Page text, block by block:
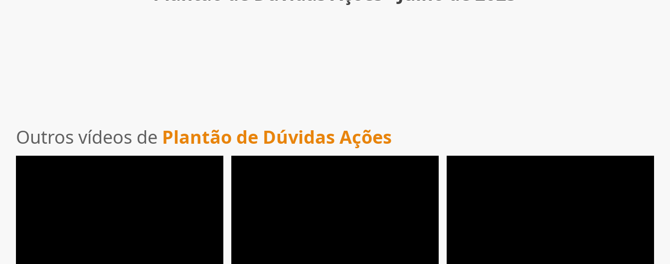
Outros vídeos de Plantão de Dúvidas Ações